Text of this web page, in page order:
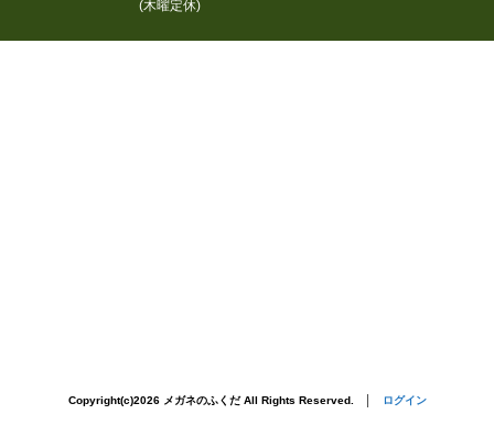
(木曜定休)
Copyright(c)2026 メガネのふくだ All Rights Reserved. │ ログイン